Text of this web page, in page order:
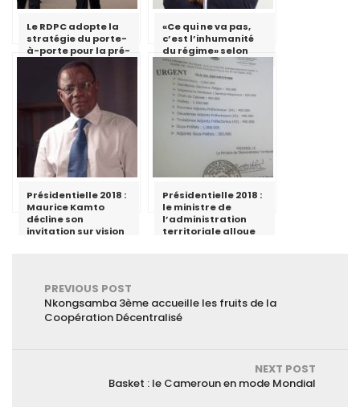
Le RDPC adopte la
stratégie du porte-
à-porte pour la pré-
campagne
électorale dans la
région de
l’Adamaoua
«Ce qui ne va pas,
c’est l’inhumanité
du régime» selon
Cabral Libii
Présidentielle 2018 :
Maurice Kamto
décline son
invitation sur vision
Présidentielle 2018 :
le ministre de
l’administration
territoriale alloue
PREVIOUS POST
Nkongsamba 3ème accueille les fruits de la
Coopération Décentralisé
NEXT POST
Basket : le Cameroun en mode Mondial